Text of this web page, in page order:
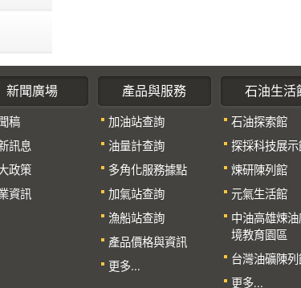
新聞廣場
稿
訊息
政策
資訊
產品與服務
加油站查詢
油量計查詢
多角化服務據點
加氣站查詢
漁船站查詢
產品價格與資訊
更多...
石油生活
石油探索館
探採科技展示
煉研陳列館
元氣生活館
中油高雄煉
境教育園區
台灣油礦陳列
更多...